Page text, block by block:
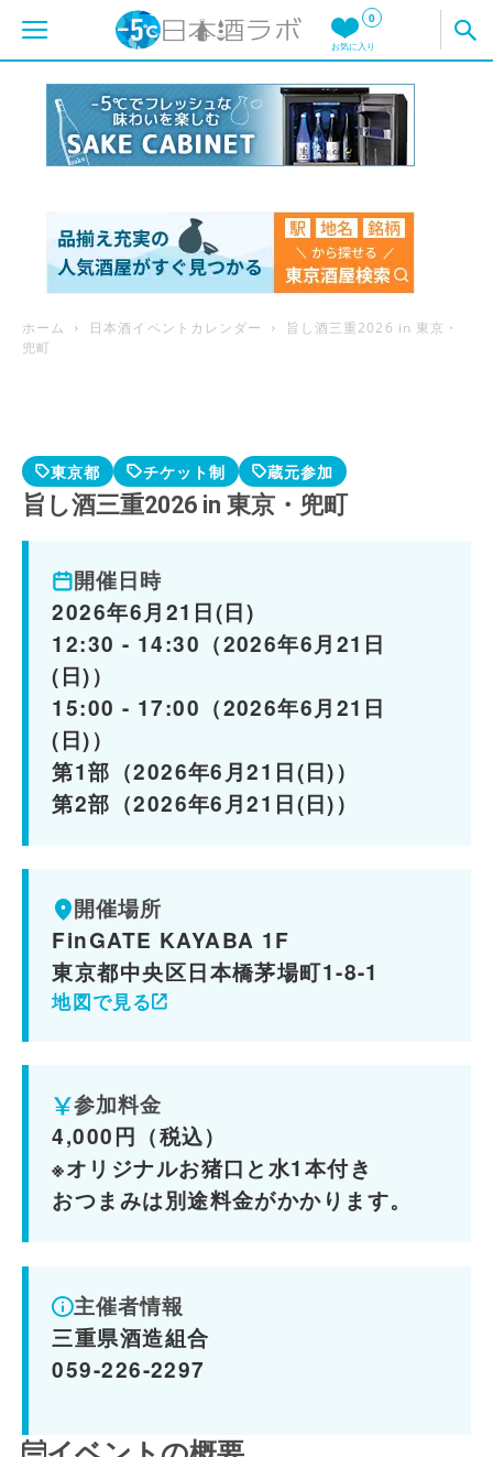
0
お気に入り
ホーム 日本酒イベントカレンダー
旨し酒三重2026 in 東京・
兜町
東京都 チケット制 蔵元参加
旨し酒三重2026 in 東京・兜町
開催日時
2026年6月21日(日)
12:30 - 14:30（2026年6月21日
(日)）
15:00 - 17:00（2026年6月21日
(日)）
第1部（2026年6月21日(日)）
第2部（2026年6月21日(日)）
開催場所
FinGATE KAYABA 1F
東京都中央区日本橋茅場町1-8-1
地図で見る
参加料金
4,000円（税込）
※オリジナルお猪口と水1本付き
おつまみは別途料金がかかります。
主催者情報
三重県酒造組合
059-226-2297